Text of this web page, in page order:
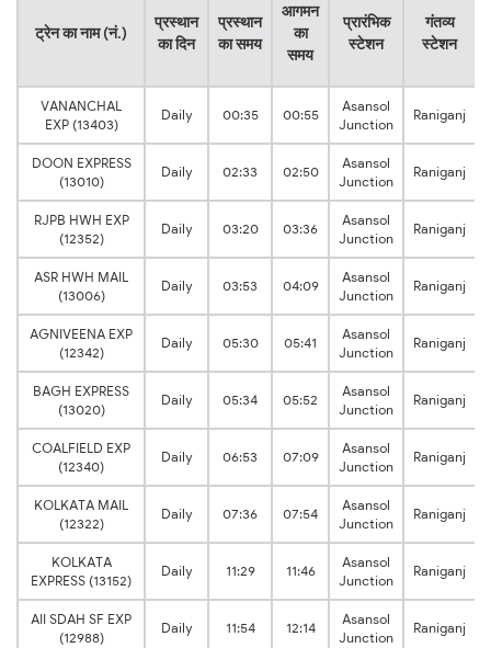
ट्रेन का नाम (नं.)
प्रस्थान
का दिन
प्रस्थान
का समय
आगमन
का
समय
प्रारंभिक
स्टेशन
गंतव्य
स्टेशन
VANANCHAL
EXP (13403)
Daily 00:35 00:55
Asansol
Junction
Raniganj
DOON EXPRESS
(13010)
Daily 02:33 02:50
Asansol
Junction
Raniganj
RJPB HWH EXP
(12352)
Daily 03:20 03:36
Asansol
Junction
Raniganj
ASR HWH MAIL
(13006)
Daily 03:53 04:09
Asansol
Junction
Raniganj
AGNIVEENA EXP
(12342)
Daily 05:30 05:41
Asansol
Junction
Raniganj
BAGH EXPRESS
(13020)
Daily 05:34 05:52
Asansol
Junction
Raniganj
COALFIELD EXP
(12340)
Daily 06:53 07:09
Asansol
Junction
Raniganj
KOLKATA MAIL
(12322)
Daily 07:36 07:54
Asansol
Junction
Raniganj
KOLKATA
EXPRESS (13152)
Daily 11:29 11:46
Asansol
Junction
Raniganj
AII SDAH SF EXP
(12988)
Daily 11:54 12:14
Asansol
Junction
Raniganj